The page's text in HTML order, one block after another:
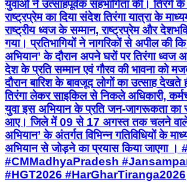
युवाओं ने उत्साहपूर्वक सहभागिता की। तिरंगे
राष्ट्रप्रेम का दिया संदेश तिरंगा यात्रा के
राष्ट्रीय ध्वज के सम्मान, राष्ट्रप्रेम और
गया। प्रतिभागियों ने नागरिकों से अपील की कि
अभियान’ के दौरान अपने घरों पर तिरंगा ध्वज
देश के प्रति सम्मान एवं गौरव की भावना को
दौरान बारिश के बावजूद लोगों का उत्साह देखते
तिरंगा लेकर साइकिल से निकले अधिकारी,
युवा इस अभियान के प्रति जन-जागरूकता
आए। जिले में 09 से 17 अगस्त तक चलने वाले
अभियान’ के अंतर्गत विभिन्न गतिविधियों के
अभियान से जोड़ने का प्रयास किया जाएगा ।
#CMMadhyaPradesh
#HGT2026 #HarGharTiranga2026